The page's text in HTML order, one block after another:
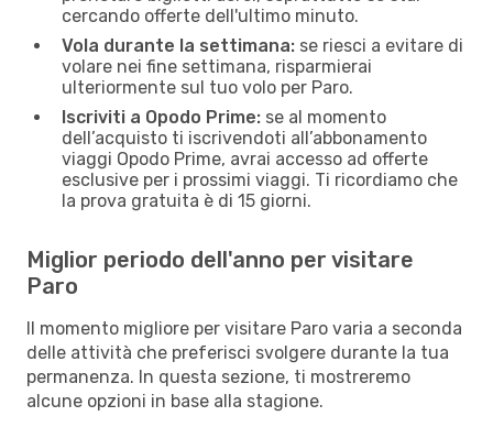
cercando offerte dell'ultimo minuto.
Vola durante la settimana: se riesci a evitare di
volare nei fine settimana, risparmierai
ulteriormente sul tuo volo per Paro.
Iscriviti a Opodo Prime: se al momento
dell’acquisto ti iscrivendoti all’abbonamento
viaggi Opodo Prime, avrai accesso ad offerte
esclusive per i prossimi viaggi. Ti ricordiamo che
la prova gratuita è di 15 giorni.
Miglior periodo dell'anno per visitare
Paro
Il momento migliore per visitare Paro varia a seconda
delle attività che preferisci svolgere durante la tua
permanenza. In questa sezione, ti mostreremo
alcune opzioni in base alla stagione.